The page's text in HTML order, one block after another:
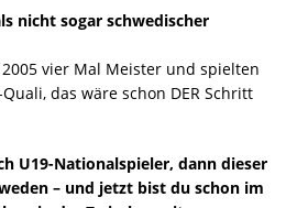
nicht sogar schwedischer
vier Mal Meister und spielten
das wäre schon DER Schritt
U19-Nationalspieler, dann dieser
– und jetzt bist du schon im